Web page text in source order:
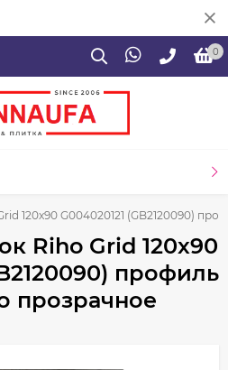
0
120x90 G004020121 (GB2120090)
Riho Grid 120x90
профиль
прозрачное